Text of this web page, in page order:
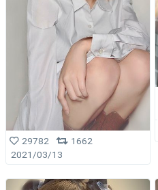
29782
1662
2021/03/13